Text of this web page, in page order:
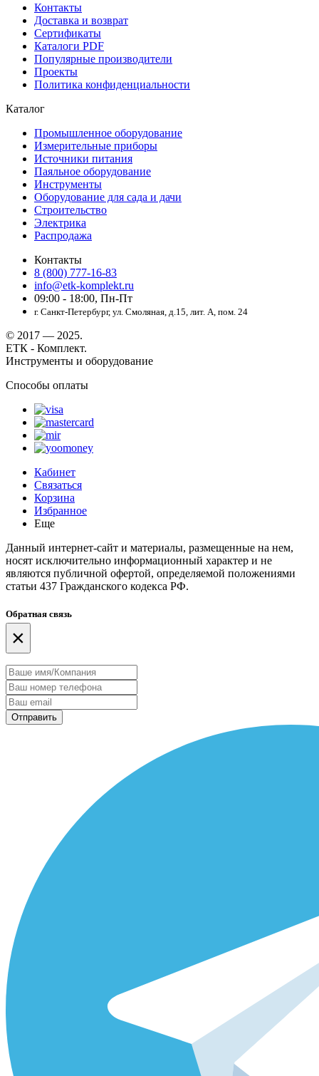
Контакты
Доставка и возврат
Сертификаты
Каталоги PDF
Популярные производители
Проекты
Политика конфиденциальности
Каталог
Промышленное оборудование
Измерительные приборы
Источники питания
Паяльное оборудование
Инструменты
Оборудование для сада и дачи
Строительство
Электрика
Распродажа
Контакты
8 (800) 777-16-83
info@etk-komplekt.ru
09:00 - 18:00, Пн-Пт
г. Санкт-Петербург, ул. Смоляная, д.15, лит. А, пом. 24
© 2017 — 2025.
ЕТК - Комплект.
Инструменты и оборудование
Способы оплаты
Кабинет
Связаться
Корзина
Избранное
Еще
Данный интернет-сайт и материалы, размещенные на нем,
носят исключительно информационный характер и не
являются публичной офертой, определяемой положениями
статьи 437 Гражданского кодекса РФ.
Обратная связь
×
Отправить